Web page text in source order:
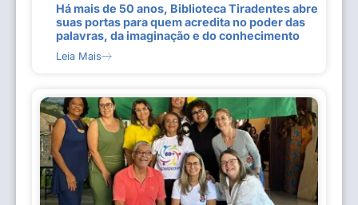
Há mais de 50 anos, Biblioteca Tiradentes abre
suas portas para quem acredita no poder das
palavras, da imaginação e do conhecimento
Leia Mais